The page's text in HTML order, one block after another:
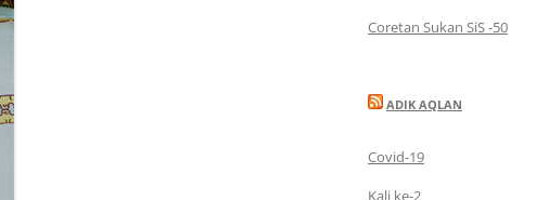
Coretan Sukan SiS -50
ADIK AQLAN
Covid-19
Kali ke-2